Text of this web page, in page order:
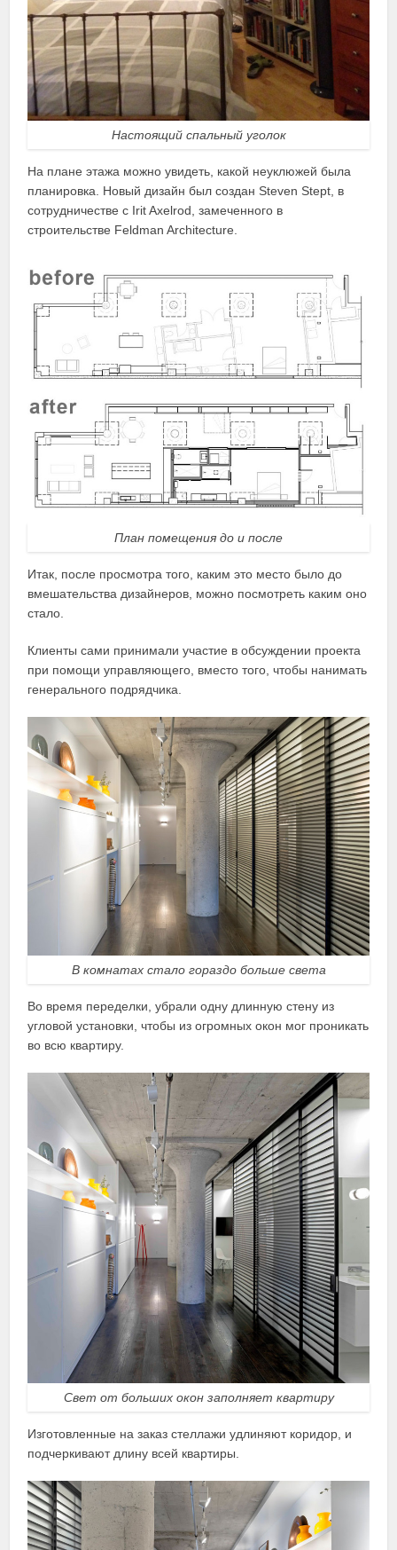
Настоящий спальный уголок
На плане этажа можно увидеть, какой неуклюжей была
планировка. Новый дизайн был создан Steven Stept, в
сотрудничестве с Irit Axelrod, замеченного в
строительстве Feldman Architecture.
План помещения до и после
Итак, после просмотра того, каким это место было до
вмешательства дизайнеров, можно посмотреть каким оно
стало.
Клиенты сами принимали участие в обсуждении проекта
при помощи управляющего, вместо того, чтобы нанимать
генерального подрядчика.
В комнатах стало гораздо больше света
Во время переделки, убрали одну длинную стену из
угловой установки, чтобы из огромных окон мог проникать
во всю квартиру.
Свет от больших окон заполняет квартиру
Изготовленные на заказ стеллажи удлиняют коридор, и
подчеркивают длину всей квартиры.